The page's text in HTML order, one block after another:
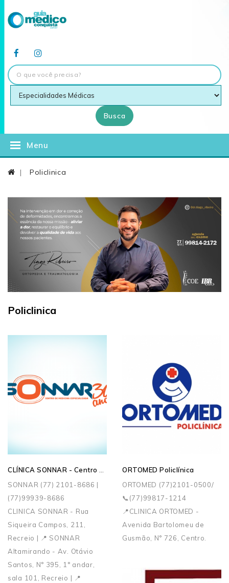
Busca
Menu
Policlinica
Policlinica
CLÍNICA SONNAR - Centro de Medicina Especializada
SONNAR (77) 2101-8686 |
(77)99939-8686
CLINICA SONNAR - Rua
Siqueira Campos, 211,
Recreio | 📍 SONNAR
Altamirando - Av. Otávio
Santos, N° 395, 1° andar,
sala 101, Recreio | 📍
ORTOMED Policlínica
ORTOMED (77)2101-0500/
📞(77)99817-1214
📍CLINICA ORTOMED -
Avenida Bartolomeu de
Gusmão, N° 726, Centro.